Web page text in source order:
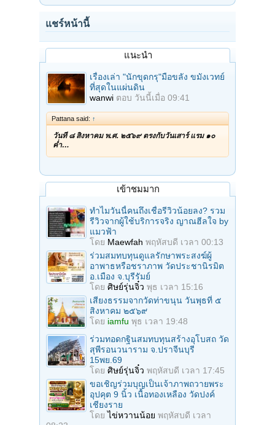
แชร์หน้านี้
แนะนำ
เรื่องเล่า "นักขุดกรุ"มือขลัง ขมังเวทย์
ที่สุดในแผ่นดิน
wanwi ตอบ วันนี้เมื่อ 09:41
Pattana said: ↑
วันที่ ๘ สิงหาคม พ.ศ. ๒๕๖๙ ตรงกับวันเสาร์ แรม ๑๐
ค่ำ…
เข้าชมมาก
ทำไมวันนี้คนถึงเชื่อรีวิวน้อยลง? รวม
รีวิวจากผู้ใช้บริการจริง ญาณฮีลใจ by
แมวฟ้า
โดย Maewfah พฤหัสบดี เวลา 00:13
ร่วมสมทบทุนดูแลรักษาพระสงฆ์ผู้
อาพาธหรือชราภาพ วัดประชานิรมิต
อ.เมือง จ.บุรีรัมย์
โดย ศิษย์รุ่นจิ๋ว พุธ เวลา 15:16
เสียงธรรมจากวัดท่าขนุน วันพุธที่ ๕
สิงหาคม ๒๕๖๙
โดย iamfu พุธ เวลา 19:48
ร่วมทอดกฐินสมทบทุนสร้างอุโบสถ วัด
สุพีรอนวนาราม จ.ปราจีนบุรี
15พย.69
โดย ศิษย์รุ่นจิ๋ว พฤหัสบดี เวลา 17:45
ขอเชิญร่วมบุญเป็นเจ้าภาพถวายพระ
อุปคุต 9 นิ้ว เนื้อทองเหลือง วัดปงค์
เชียงราย
โดยไข่หวานน้อย พฤหัสบดี เวลา